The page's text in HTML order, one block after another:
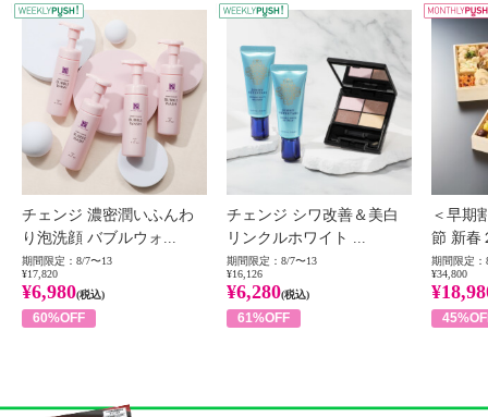
WEEKLY PUSH
チェンジ 濃密潤いふんわ
り泡洗顔 バブルウォ...
期間限定：8/7〜13
¥17,820
¥6,980(税込)
60%OFF
チェンジ シワ改善＆美白
リンクルホワイト ...
期間限定：8/7〜13
¥16,126
¥6,280(税込)
61%OFF
＜早期
節 新春
期間限定：
¥34,800